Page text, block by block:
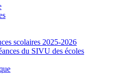
scolaires 2025-2026
du SIVU des écoles